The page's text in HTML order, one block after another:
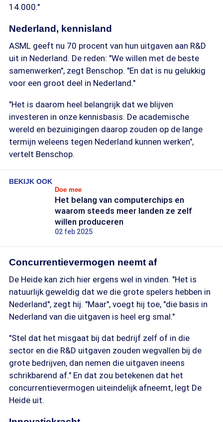
14.000."
Nederland, kennisland
ASML geeft nu 70 procent van hun uitgaven aan R&D
uit in Nederland. De reden: "We willen met de beste
samenwerken", zegt Benschop. "En dat is nu gelukkig
voor een groot deel in Nederland."
"Het is daarom heel belangrijk dat we blijven
investeren in onze kennisbasis. De academische
wereld en bezuinigingen daarop zouden op de lange
termijn weleens tegen Nederland kunnen werken",
vertelt Benschop.
BEKIJK OOK
Doe mee
Het belang van computerchips en
waarom steeds meer landen ze zelf
willen produceren
02 feb 2025
Concurrentievermogen neemt af
De Heide kan zich hier ergens wel in vinden. "Het is
natuurlijk geweldig dat we die grote spelers hebben in
Nederland", zegt hij. "Maar", voegt hij toe, "die basis in
Nederland van die uitgaven is heel erg smal."
"Stel dat het misgaat bij dat bedrijf zelf of in die
sector en die R&D uitgaven zouden wegvallen bij de
grote bedrijven, dan nemen die uitgaven ineens
schrikbarend af." En dat zou betekenen dat het
concurrentievermogen uiteindelijk afneemt, legt De
Heide uit.